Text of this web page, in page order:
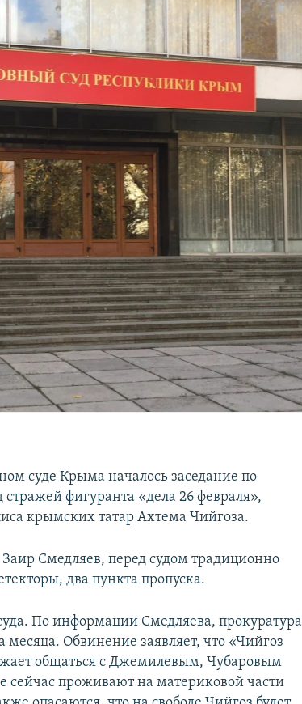
суде Крыма началось заседание по
фигуранта «дела 26 февраля»,
крымских татар Ахтема Чийгоза.
Смедляев, перед судом традиционно
два пункта пропуска.
По информации Смедляева, прокуратура
месяца. Обвинение заявляет, что «Чийгоз
общаться с Джемилевым, Чубаровым
сейчас проживают на материковой части